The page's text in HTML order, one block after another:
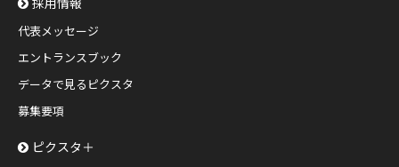
採用情報
代表メッセージ
エントランスブック
データで見るピクスタ
募集要項
ピクスタ＋